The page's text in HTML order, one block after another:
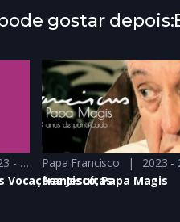
gostar
2023
Vocações Jesuítas
Papa Francisco
2023 -
Francisco, Papa Magis